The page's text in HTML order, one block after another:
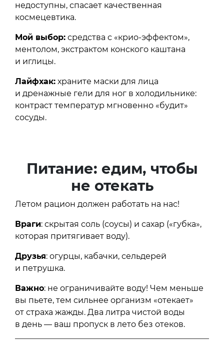
недоступны, спасает качественная
космецевтика.
Мой выбор: средства с «крио-эффектом»,
ментолом, экстрактом конского каштана
и иглицы.
Лайфхак: храните маски для лица
и дренажные гели для ног в холодильнике:
контраст температур мгновенно «будит»
сосуды.
Питание: едим, чтобы
не отекать
Летом рацион должен работать на нас!
Враги: скрытая соль (соусы) и сахар («губка»,
которая притягивает воду).
Друзья: огурцы, кабачки, сельдерей
и петрушка.
Важно: не ограничивайте воду! Чем меньше
вы пьете, тем сильнее организм «отекает»
от страха жажды. Два литра чистой воды
в день — ваш пропуск в лето без отеков.